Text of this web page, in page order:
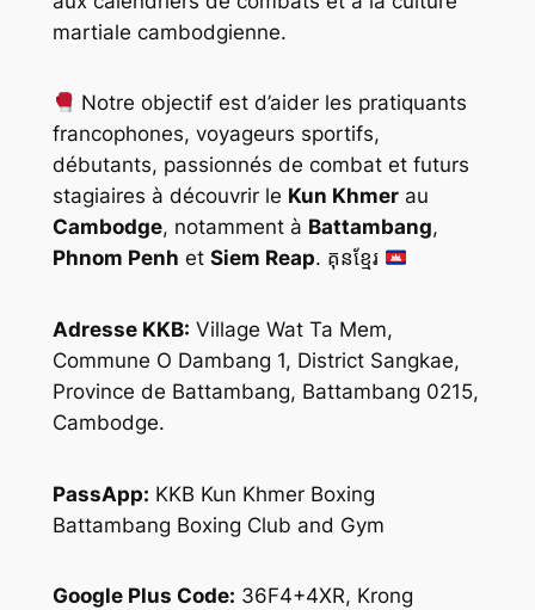
martiale cambodgienne.
Notre objectif est d’aider les pratiquants
francophones, voyageurs sportifs,
débutants, passionnés de combat et futurs
stagiaires à découvrir le Kun Khmerau
Cambodge, notamment à Battambang,
Phnom Penh et Siem Reap. គុនខ្មែរ
Adresse KKB: Village Wat Ta Mem,
Commune O Dambang 1, District Sangkae,
Province de Battambang, Battambang 0215,
Cambodge.
PassApp: KKB Kun Khmer Boxing
Battambang Boxing Club and Gym
Google Plus Code: 36F4+4XR, Krong